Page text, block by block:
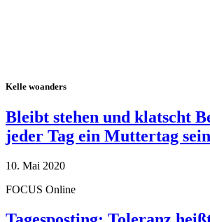
Kelle woanders
Bleibt stehen und klatscht
jeder Tag ein Muttertag
10. Mai 2020
FOCUS Online